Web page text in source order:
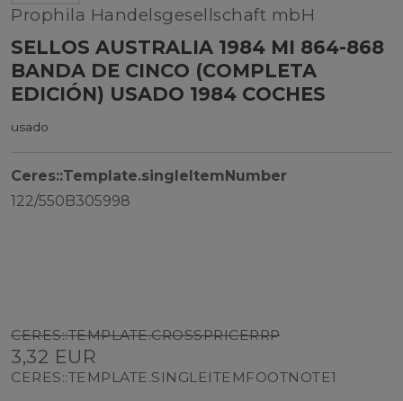
Prophila Handelsgesellschaft mbH
SELLOS AUSTRALIA 1984 MI 864-868
BANDA DE CINCO (COMPLETA
EDICIÓN) USADO 1984 COCHES
usado
Ceres::Template.singleItemNumber
122/550B305998
CERES::TEMPLATE.CROSSPRICERRP
3,32 EUR
CERES::TEMPLATE.SINGLEITEMFOOTNOTE1